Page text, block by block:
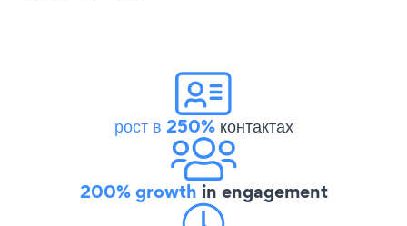
рост в 250%контактах
200% growth in engagement